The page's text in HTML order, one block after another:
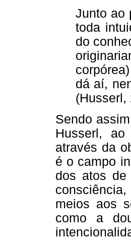
Junto ao
toda
do
dá aí,
(Husserl,
Sendo
Husserl,
através da
é o campo
dos atos de
meios aos
como a